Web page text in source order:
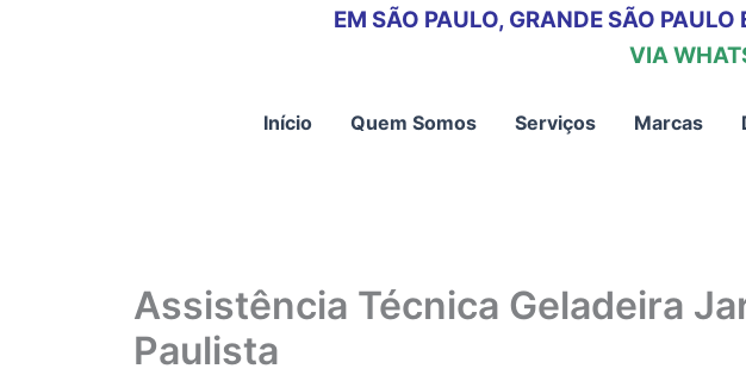
EM SÃO PAULO, GRANDE SÃO
VIA
Início Quem Somos Serviços Marcas
Assistência Técnica Geladeira
Paulista